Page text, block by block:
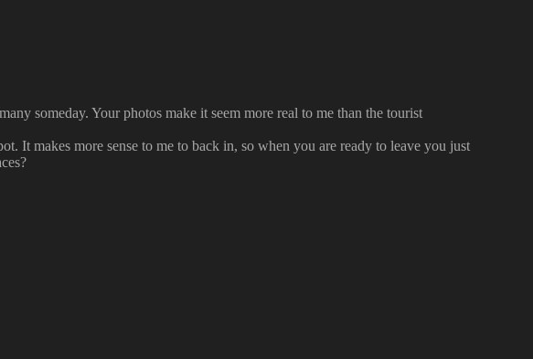
someday. Your photos make it seem more real to me than the tourist
It makes more sense to me to back in, so when you are ready to leave you just